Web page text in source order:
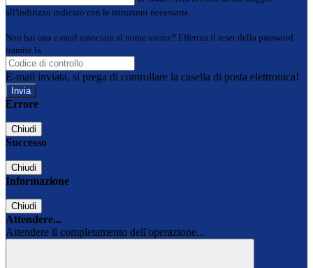
all'indirizzo indicato con le istruzioni necessarie.
Non hai una e-mail associata al nome utente? Effettua il reset della password
tramite la
E-mail inviata, si prega di controllare la casella di posta elettronica!
Errore
Chiudi
Successo
Chiudi
Informazione
Chiudi
Attendere...
Attendere il completamento dell'operazione...